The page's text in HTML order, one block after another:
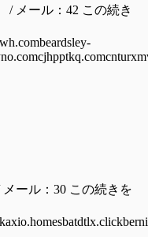
メール：42 この続き
ール：30 この続きを